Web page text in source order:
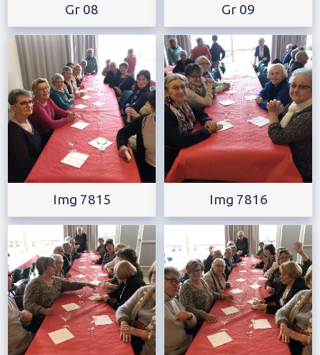
Gr 08 Gr 09
Img 7815 Img 7816